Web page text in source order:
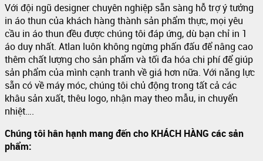
Với đội ngũ designer chuyên nghiệp sẵn sàng hỗ trợ ý tưởng
in áo thun của khách hàng thành sản phẩm thực, mọi yêu
cầu in áo thun đều được chúng tôi đáp ứng, dù bạn chỉ in 1
áo duy nhất. Atlan luôn không ngừng phấn đấu để nâng cao
thêm chất lượng cho sản phẩm và tối đa hóa chi phí để giúp
sản phẩm của mình cạnh tranh về giá hơn nữa. Với năng lực
sẵn có về máy móc, chúng tôi chủ động trong tất cả các
khâu sản xuất, thêu logo, nhận may theo mẫu, in chuyển
nhiệt….
Chúng tôi hân hạnh mang đến cho KHÁCH HÀNG các sản
phẩm: